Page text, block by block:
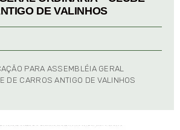
DE VALINHOS
PARA ASSEMBLÉIA GERAL
DE CARROS ANTIGO DE VALINHOS